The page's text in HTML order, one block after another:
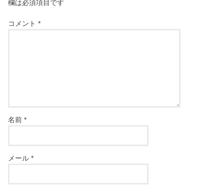
欄は必須項目です
コメント*
名前*
メール*